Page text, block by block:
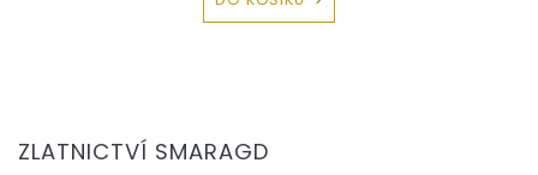
ZLATNICTVÍ SMARAGD